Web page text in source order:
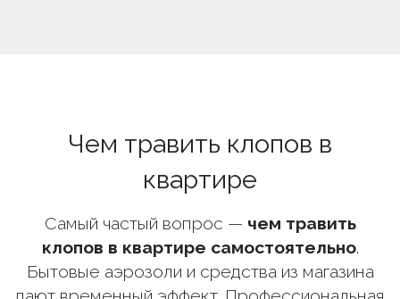
Чем травить клопов в
квартире
Самый частый вопрос — чем травить
клопов в квартире самостоятельно.
Бытовые аэрозоли и средства из магазина